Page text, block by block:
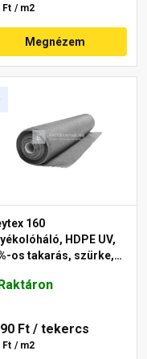
Ft / m2
Megnézem
160
HDPE UV,
os takarás, szürke,
Ft / tekercs
Ft / m2